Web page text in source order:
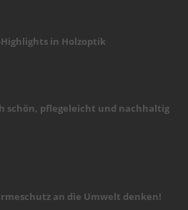
in Holzoptik
schön, pflegeleicht und nachhaltig
an die Umwelt denken!